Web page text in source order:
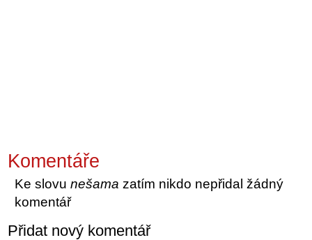
Komentáře
Ke slovunešama zatím nikdo nepřidal žádný
komentář
Přidat nový komentář